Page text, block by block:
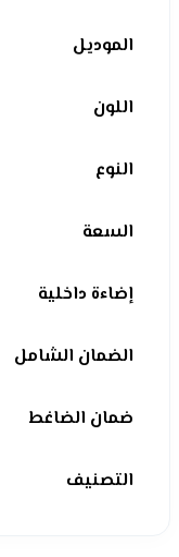
الموديل
اللون
النوع
السعة
إضاءة داخلية
الضمان الشامل
ضمان الضاغط
التصنيف